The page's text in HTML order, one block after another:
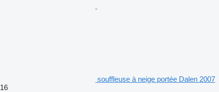
souffleuse à neige portée Dalen 2007
16